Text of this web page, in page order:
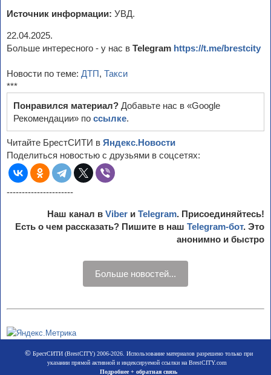
Источник информации: УВД.
22.04.2025.
Больше интересного - у нас в Telegram https://t.me/brestcity
Новости по теме: ДТП, Такси
***
Понравился материал? Добавьте нас в «Google
Рекомендации» по ссылке.
Читайте БрестСИТИ в Яндекс.Новости
Поделиться новостью с друзьями в соцсетях:
----------------------
Наш канал в Viber и Telegram. Присоединяйтесь!
Есть о чем рассказать? Пишите в наш Telegram-бот. Это
анонимно и быстро
Больше новостей...
©БрестСИТИ (BrestCITY) 2006-2026. Использование материалов разрешено только при
указании прямой активной и индексируемой ссылки на BrestCITY.com
Подробнее + обратная связь